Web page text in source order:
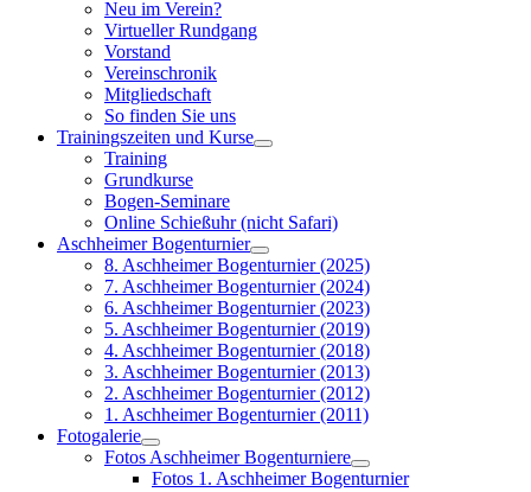
Neu im Verein?
Virtueller Rundgang
Vorstand
Vereinschronik
Mitgliedschaft
So finden Sie uns
Trainingszeiten und Kurse
Training
Grundkurse
Bogen-Seminare
Online Schießuhr (nicht Safari)
Aschheimer Bogenturnier
8. Aschheimer Bogenturnier (2025)
7. Aschheimer Bogenturnier (2024)
6. Aschheimer Bogenturnier (2023)
5. Aschheimer Bogenturnier (2019)
4. Aschheimer Bogenturnier (2018)
3. Aschheimer Bogenturnier (2013)
2. Aschheimer Bogenturnier (2012)
1. Aschheimer Bogenturnier (2011)
Fotogalerie
Fotos Aschheimer Bogenturniere
Fotos 1. Aschheimer Bogenturnier